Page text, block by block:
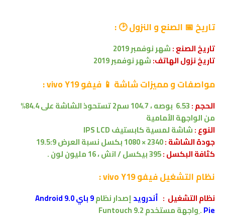
تاريخ 📅 الصنع و النزول 🕑:
تاريخ الصنع :شهرنوفمبر2019
تاريخ نزول الهاتف:شهرنوفمبر2019
مواصفات و مميزات شاشة 📱 فيفو vivo Y19 :
الحجم :6.53 بوصه ، 104.7 سم2
تستحوذ الشاشة على 84.4%
منالواجهة الأمامية
النوع :شاشة لمسيةكابستيفIPS LCD
جودة الشاشة :2340 × 1080 بكسل
نسبة العرض 19.5:9
كثافة البكسل :395 بيكسل / انش ،16 مليون لون .
نظام التشغيلفيفو vivo Y19 :
نظام التشغيل : أندرويدإصدارنظام
9 باي Android 9.0
Pie
.واجهة مستخدم